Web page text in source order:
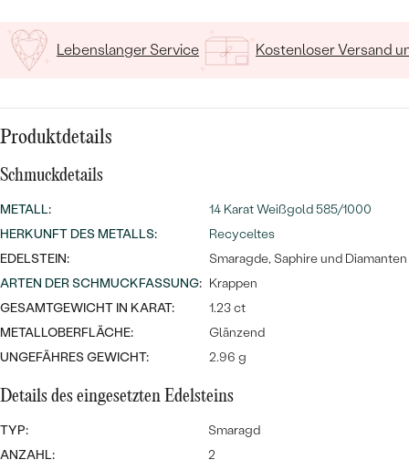
Meistverkaufte
Eheringe
ANSCHAUEN
MIT SALT AND PEPPER DIAMANTEN
PLATIN
SILBER
DIAMANTSCHMUCK
SCHMUCK MIT LAB GROWN
PERLENSCHMUCK
NACH STYL
PERSONALISIERT
SYMBOLISCH
MINIMALISTISCH
LUXURIÖSE
NACH PREIS
LUXURIÖSE
LUXURIÖSE
Lebenslanger Service Kostenloser Versand
Produktdetails
Schmuckdetails
METALL:
14 Karat Weißgold 585/1000
HERKUNFT DES METALLS:
Recyceltes
EDELSTEIN:
Smaragde, Saphire und Diamanten
ARTEN DER SCHMUCKFASSUNG: Krappen
GESAMTGEWICHT IN KARAT:
1.23 ct
METALLOBERFLÄCHE:
Glänzend
UNGEFÄHRES GEWICHT:
2.96 g
Details des eingesetzten Edelsteins
TYP:
Smaragd
ANZAHL:
2